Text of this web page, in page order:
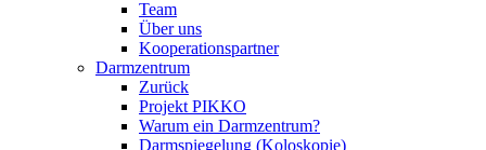
Team
Über uns
Kooperationspartner
Darmzentrum
Zurück
Projekt PIKKO
Warum ein Darmzentrum?
Darmspiegelung (Koloskopie)